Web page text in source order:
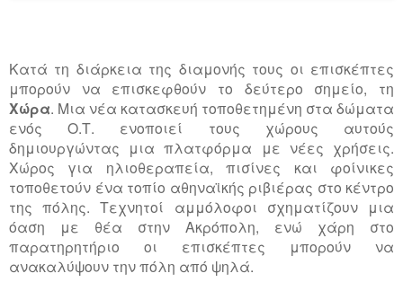
Κατά τη διάρκεια της διαμονής τους οι επισκέπτες
μπορούν να επισκεφθούν το δεύτερο σημείο, τη
Χώρα. Μια νέα κατασκευή τοποθετημένη στα δώματα
ενός Ο.Τ. ενοποιεί τους χώρους αυτούς
δημιουργώντας μια πλατφόρμα με νέες χρήσεις.
Χώρος για ηλιοθεραπεία, πισίνες και φοίνικες
τοποθετούν ένα τοπίο αθηναϊκής ριβιέρας στο κέντρο
της πόλης. Τεχνητοί αμμόλοφοι σχηματίζουν μια
όαση με θέα στην Ακρόπολη, ενώ χάρη στο
παρατηρητήριο οι επισκέπτες μπορούν να
ανακαλύψουν την πόλη από ψηλά.